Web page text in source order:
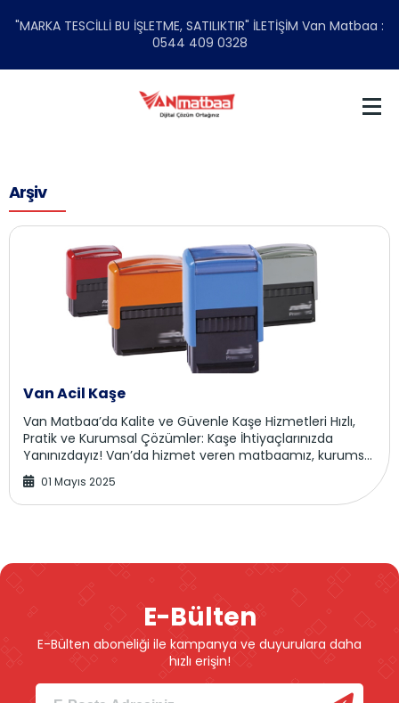
"MARKA TESCİLLİ BU İŞLETME, SATILIKTIR" İLETİŞİM Van Matbaa :
0544 409 0328
Arşiv
Van Acil Kaşe
Van Matbaa’da Kalite ve Güvenle Kaşe Hizmetleri Hızlı,
Pratik ve Kurumsal Çözümler: Kaşe İhtiyaçlarınızda
Yanınızdayız! Van’da hizmet veren matbaamız, kurumsal
firmalardan bireysel kullanıcılara kadar...
01 Mayıs 2025
E-Bülten
E-Bülten aboneliği ile kampanya ve duyurulara daha
hızlı erişin!